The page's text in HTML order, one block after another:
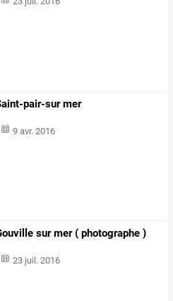
pair-sur mer
9 avr. 2016
sur mer ( photographe )
23 juil. 2016